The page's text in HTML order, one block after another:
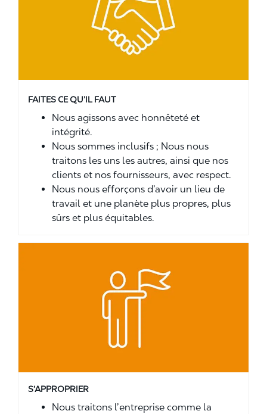
FAITES CE QU’IL FAUT
Nous agissons avec honnêteté et
intégrité.
Nous sommes inclusifs ; Nous nous
traitons les uns les autres, ainsi que nos
clients et nos fournisseurs, avec respect.
Nous nous efforçons d’avoir un lieu de
travail et une planète plus propres, plus
sûrs et plus équitables.
S’APPROPRIER
Nous traitons l’entreprise comme la